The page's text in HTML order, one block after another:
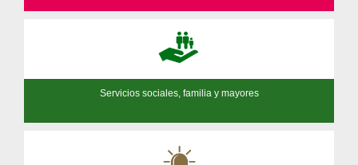
Servicios sociales, familia y mayores